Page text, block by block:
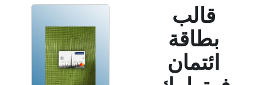
قالب
بطاقة
ائتمان